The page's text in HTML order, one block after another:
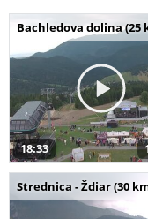
Bachledova dolina (25
18:33
Strednica - Ždiar (30